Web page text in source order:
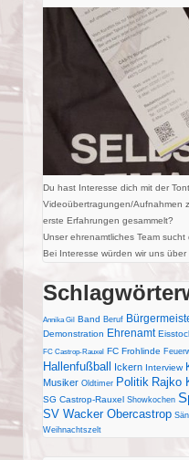
Du hast Interesse dich mit der
Videoübertragungen/Aufnahmen
erste Erfahrungen gesammelt?
Unser ehrenamtliches Team
Bei Interesse würden wir uns über
Annika Gil Band Beruf
Demonstration Ehrenamt
FC Castrop-Rauxel FC Frohlinde
Hallenfußball Ickern Interview
Musiker Oldtimer Politik Rajko
SG Castrop-Rauxel Showkochen
SV Wacker Obercastrop
Weihnachtszelt